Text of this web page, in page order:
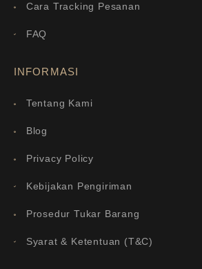
Cara Tracking Pesanan
FAQ
INFORMASI
Tentang Kami
Blog
Privacy Policy
Kebijakan Pengiriman
Prosedur Tukar Barang
Syarat & Ketentuan (T&C)